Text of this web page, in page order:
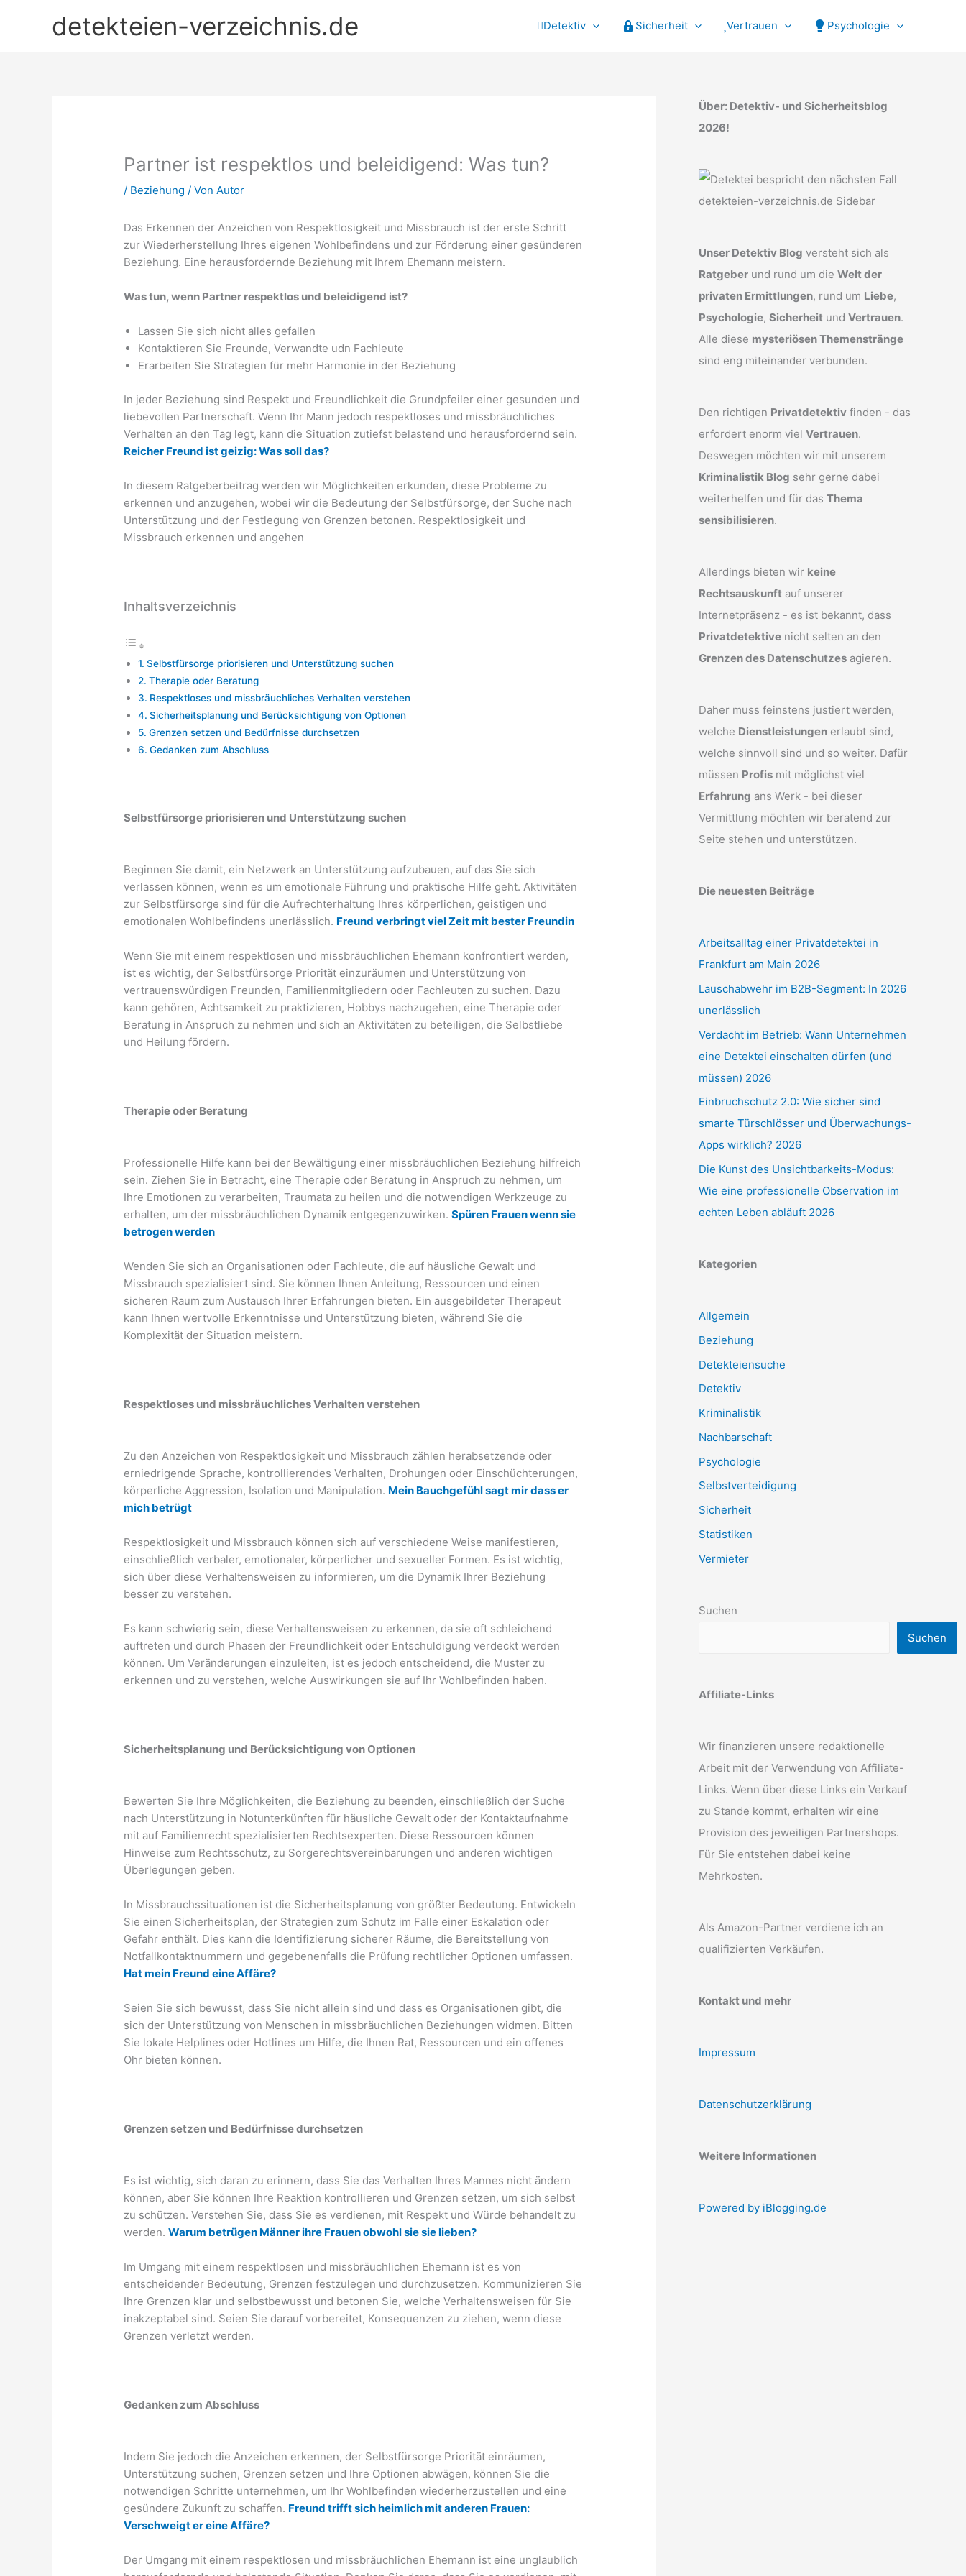
detekteien-verzeichnis.de Detektiv Sicherheit Vertrauen Psychologie
Partner ist respektlos und beleidigend: Was tun?
/ Beziehung / VonAutor
Das Erkennen der Anzeichen von Respektlosigkeit und Missbrauch ist der erste Schritt
zur Wiederherstellung Ihres eigenen Wohlbefindens und zur Förderung einer gesünderen
Beziehung. Eine herausfordernde Beziehung mit Ihrem Ehemann meistern.
Was tun, wenn Partner respektlos und beleidigend ist?
Lassen Sie sich nicht alles gefallen
Kontaktieren Sie Freunde, Verwandte udn Fachleute
Erarbeiten Sie Strategien für mehr Harmonie in der Beziehung
In jeder Beziehung sind Respekt und Freundlichkeit die Grundpfeiler einer gesunden und
liebevollen Partnerschaft. Wenn Ihr Mann jedoch respektloses und missbräuchliches
Verhalten an den Tag legt, kann die Situation zutiefst belastend und herausfordernd sein.
Reicher Freund ist geizig: Was soll das?
In diesem Ratgeberbeitrag werden wir Möglichkeiten erkunden, diese Probleme zu
erkennen und anzugehen, wobei wir die Bedeutung der Selbstfürsorge, der Suche nach
Unterstützung und der Festlegung von Grenzen betonen. Respektlosigkeit und
Missbrauch erkennen und angehen
Inhaltsverzeichnis
Selbstfürsorge priorisieren und Unterstützung suchen
Therapie oder Beratung
Respektloses und missbräuchliches Verhalten verstehen
Sicherheitsplanung und Berücksichtigung von Optionen
Grenzen setzen und Bedürfnisse durchsetzen
Gedanken zum Abschluss
Selbstfürsorge priorisieren und Unterstützung suchen
Beginnen Sie damit, ein Netzwerk an Unterstützung aufzubauen, auf das Sie sich
verlassen können, wenn es um emotionale Führung und praktische Hilfe geht. Aktivitäten
zur Selbstfürsorge sind für die Aufrechterhaltung Ihres körperlichen, geistigen und
emotionalen Wohlbefindens unerlässlich. Freund verbringt viel Zeit mit bester Freundin
Wenn Sie mit einem respektlosen und missbräuchlichen Ehemann konfrontiert werden,
ist es wichtig, der Selbstfürsorge Priorität einzuräumen und Unterstützung von
vertrauenswürdigen Freunden, Familienmitgliedern oder Fachleuten zu suchen. Dazu
kann gehören, Achtsamkeit zu praktizieren, Hobbys nachzugehen, eine Therapie oder
Beratung in Anspruch zu nehmen und sich an Aktivitäten zu beteiligen, die Selbstliebe
und Heilung fördern.
Therapie oder Beratung
Professionelle Hilfe kann bei der Bewältigung einer missbräuchlichen Beziehung hilfreich
sein. Ziehen Sie in Betracht, eine Therapie oder Beratung in Anspruch zu nehmen, um
Ihre Emotionen zu verarbeiten, Traumata zu heilen und die notwendigen Werkzeuge zu
erhalten, um der missbräuchlichen Dynamik entgegenzuwirken.Spüren Frauen wenn sie
betrogen werden
Wenden Sie sich an Organisationen oder Fachleute, die auf häusliche Gewalt und
Missbrauch spezialisiert sind. Sie können Ihnen Anleitung, Ressourcen und einen
sicheren Raum zum Austausch Ihrer Erfahrungen bieten. Ein ausgebildeter Therapeut
kann Ihnen wertvolle Erkenntnisse und Unterstützung bieten, während Sie die
Komplexität der Situation meistern.
Respektloses und missbräuchliches Verhalten verstehen
Zu den Anzeichen von Respektlosigkeit und Missbrauch zählen herabsetzende oder
erniedrigende Sprache, kontrollierendes Verhalten, Drohungen oder Einschüchterungen,
körperliche Aggression, Isolation und Manipulation. Mein Bauchgefühl sagt mir dass er
mich betrügt
Respektlosigkeit und Missbrauch können sich auf verschiedene Weise manifestieren,
einschließlich verbaler, emotionaler, körperlicher und sexueller Formen. Es ist wichtig,
sich über diese Verhaltensweisen zu informieren, um die Dynamik Ihrer Beziehung
besser zu verstehen.
Es kann schwierig sein, diese Verhaltensweisen zu erkennen, da sie oft schleichend
auftreten und durch Phasen der Freundlichkeit oder Entschuldigung verdeckt werden
können. Um Veränderungen einzuleiten, ist es jedoch entscheidend, die Muster zu
erkennen und zu verstehen, welche Auswirkungen sie auf Ihr Wohlbefinden haben.
Sicherheitsplanung und Berücksichtigung von Optionen
Bewerten Sie Ihre Möglichkeiten, die Beziehung zu beenden, einschließlich der Suche
nach Unterstützung in Notunterkünften für häusliche Gewalt oder der Kontaktaufnahme
mit auf Familienrecht spezialisierten Rechtsexperten. Diese Ressourcen können
Hinweise zum Rechtsschutz, zu Sorgerechtsvereinbarungen und anderen wichtigen
Überlegungen geben.
In Missbrauchssituationen ist die Sicherheitsplanung von größter Bedeutung. Entwickeln
Sie einen Sicherheitsplan, der Strategien zum Schutz im Falle einer Eskalation oder
Gefahr enthält. Dies kann die Identifizierung sicherer Räume, die Bereitstellung von
Notfallkontaktnummern und gegebenenfalls die Prüfung rechtlicher Optionen umfassen.
Hat mein Freund eine Affäre?
Seien Sie sich bewusst, dass Sie nicht allein sind und dass es Organisationen gibt, die
sich der Unterstützung von Menschen in missbräuchlichen Beziehungen widmen. Bitten
Sie lokale Helplines oder Hotlines um Hilfe, die Ihnen Rat, Ressourcen und ein offenes
Ohr bieten können.
Grenzen setzen und Bedürfnisse durchsetzen
Es ist wichtig, sich daran zu erinnern, dass Sie das Verhalten Ihres Mannes nicht ändern
können, aber Sie können Ihre Reaktion kontrollieren und Grenzen setzen, um sich selbst
zu schützen. Verstehen Sie, dass Sie es verdienen, mit Respekt und Würde behandelt zu
werden.Warum betrügen Männer ihre Frauen obwohl sie sie lieben?
Im Umgang mit einem respektlosen und missbräuchlichen Ehemann ist es von
entscheidender Bedeutung, Grenzen festzulegen und durchzusetzen. Kommunizieren Sie
Ihre Grenzen klar und selbstbewusst und betonen Sie, welche Verhaltensweisen für Sie
inakzeptabel sind. Seien Sie darauf vorbereitet, Konsequenzen zu ziehen, wenn diese
Grenzen verletzt werden.
Gedanken zum Abschluss
Indem Sie jedoch die Anzeichen erkennen, der Selbstfürsorge Priorität einräumen,
Unterstützung suchen, Grenzen setzen und Ihre Optionen abwägen, können Sie die
notwendigen Schritte unternehmen, um Ihr Wohlbefinden wiederherzustellen und eine
gesündere Zukunft zu schaffen. Freund trifft sich heimlich mit anderen Frauen:
Verschweigt er eine Affäre?
Der Umgang mit einem respektlosen und missbräuchlichen Ehemann ist eine unglaublich
Über: Detektiv- und Sicherheitsblog
2026!
Unser Detektiv Blog versteht sich als
Ratgeber und rund um die Welt der
privaten Ermittlungen, rund um Liebe,
Psychologie, Sicherheit und Vertrauen.
Alle diese mysteriösen Themenstränge
sind eng miteinander verbunden.
Den richtigen Privatdetektiv finden - das
erfordert enorm viel Vertrauen.
Deswegen möchten wir mit unserem
Kriminalistik Blog sehr gerne dabei
weiterhelfen und für das Thema
sensibilisieren.
Allerdings bieten wir keine
Rechtsauskunft auf unserer
Internetpräsenz - es ist bekannt, dass
Privatdetektive nicht selten an den
Grenzen des Datenschutzes agieren.
Daher muss feinstens justiert werden,
welche Dienstleistungen erlaubt sind,
welche sinnvoll sind und so weiter. Dafür
müssen Profis mit möglichst viel
Erfahrung ans Werk - bei dieser
Vermittlung möchten wir beratend zur
Seite stehen und unterstützen.
Die neuesten Beiträge
Arbeitsalltag einer Privatdetektei in
Frankfurt am Main 2026
Lauschabwehr im B2B-Segment: In 2026
unerlässlich
Verdacht im Betrieb: Wann Unternehmen
eine Detektei einschalten dürfen (und
müssen) 2026
Einbruchschutz 2.0: Wie sicher sind
smarte Türschlösser und Überwachungs-
Apps wirklich? 2026
Die Kunst des Unsichtbarkeits-Modus:
Wie eine professionelle Observation im
echten Leben abläuft 2026
Kategorien
Allgemein
Beziehung
Detekteiensuche
Detektiv
Kriminalistik
Nachbarschaft
Psychologie
Selbstverteidigung
Sicherheit
Statistiken
Vermieter
Suchen
Suchen
Affiliate-Links
Wir finanzieren unsere redaktionelle
Arbeit mit der Verwendung von Affiliate-
Links. Wenn über diese Links ein Verkauf
zu Stande kommt, erhalten wir eine
Provision des jeweiligen Partnershops.
Für Sie entstehen dabei keine
Mehrkosten.
Als Amazon-Partner verdiene ich an
qualifizierten Verkäufen.
Kontakt und mehr
Impressum
Datenschutzerklärung
Weitere Informationen
Powered by iBlogging.de